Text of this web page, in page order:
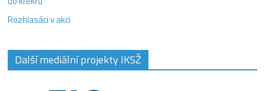
Rozhlasáci v akci
Další mediální projekty IKSŽ